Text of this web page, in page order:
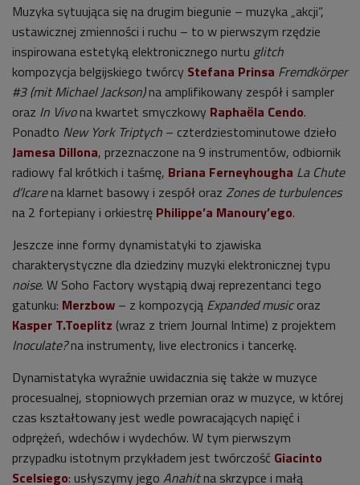
Muzyka sytuująca się na drugim biegunie – muzyka „akcji”,
ustawicznej zmienności i ruchu – to w pierwszym rzędzie
inspirowana estetyką elektronicznego nurtu glitch
kompozycja belgijskiego twórcy Stefana Prinsa Fremdkörper
#3 (mit Michael Jackson)na amplifikowany zespół i sampler
oraz In Vivona kwartet smyczkowy Raphaёla Cendo.
Ponadto New York Triptych – czterdziestominutowe dzieło
Jamesa Dillona, przeznaczone na 9 instrumentów, odbiornik
radiowy fal krótkich i taśmę, Briana Ferneyhougha La Chute
d’Icarena klarnet basowy i zespół oraz Zones de turbulences
na 2 fortepiany i orkiestrę Philippe’a Manoury’ego.
Jeszcze inne formy dynamistatyki to zjawiska
charakterystyczne dla dziedziny muzyki elektronicznej typu
noise. W Soho Factory wystąpią dwaj reprezentanci tego
gatunku: Merzbow – z kompozycją Expanded musicoraz
Kasper T.Toeplitz (wraz z triem Journal Intime) z projektem
Inoculate?na instrumenty, live electronics i tancerkę.
Dynamistatyka wyraźnie uwidacznia się także w muzyce
procesualnej, stopniowych przemian oraz w muzyce, w której
czas kształtowany jest wedle powracających napięć i
odprężeń, wdechów i wydechów. W tym pierwszym
przypadku istotnym przykładem jest twórczość Giacinto
Scelsiego: usłyszymy jego Anahitna skrzypce i małą